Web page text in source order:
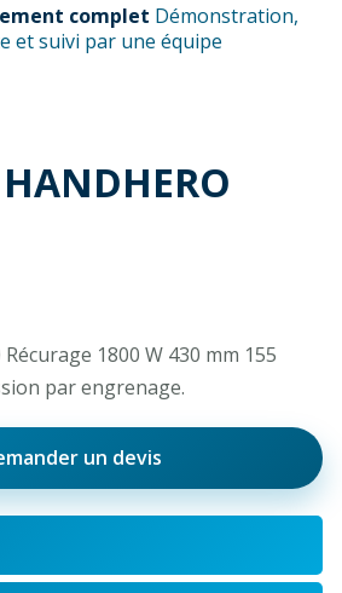
complet Démonstration,
et suivi par une équipe
1800 W 430 mm 155
par engrenage.
un devis